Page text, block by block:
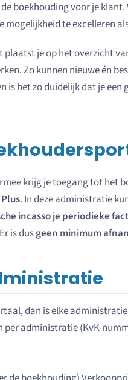
boekhouding voor je
mogelijkheid te excelleren
je op het overzicht
Zo kunnen nieuwe én
is het zo duidelijk dat je
krijg je toegang tot het
. In deze administratie
incasso je periodieke
is dusgeen minimum
dan is elke
per administratie (KvK-